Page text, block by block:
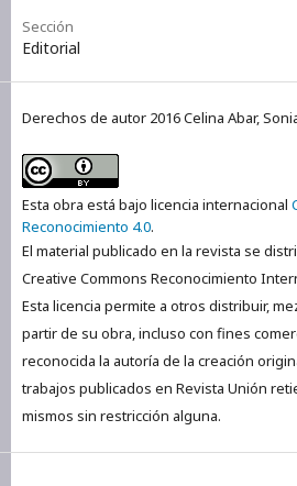
Sección
Editorial
Derechos de autor 2016 Celina Abar,
Esta obra está bajo licencia internacional
Reconocimiento 4.0.
El material publicado en la revista se
Creative Commons Reconocimiento
Esta licencia permite a otros distribuir,
partir de su obra, incluso con fines
reconocida la autoría de la creación
trabajos publicados en Revista Unión
mismos sin restricción alguna.